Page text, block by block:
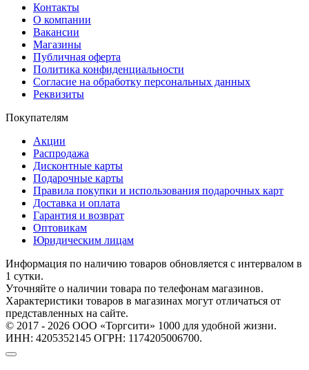
Контакты
О компании
Вакансии
Магазины
Публичная оферта
Политика конфиденциальности
Согласие на обработку персональных данных
Реквизиты
Покупателям
Акции
Распродажа
Дисконтные карты
Подарочные карты
Правила покупки и использования подарочных карт
Доставка и оплата
Гарантия и возврат
Оптовикам
Юридическим лицам
Информация по наличию товаров обновляется с интервалом в
1 сутки.
Уточняйте о наличии товара по телефонам магазинов.
Характеристики товаров в магазинах могут отличаться от
представленных на сайте.
© 2017 - 2026 ООО «Торгсити» 1000 для удобной жизни.
ИНН: 4205352145 ОГРН: 1174205006700.